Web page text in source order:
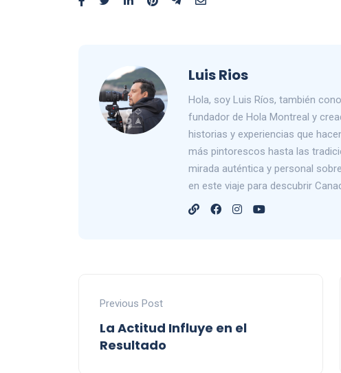
Luis Rios
Hola, soy Luis Ríos, también
fundador de Hola Montreal y
historias y experiencias que
más pintorescos hasta las
mirada auténtica y personal
en este viaje para descubrir
Previous Post
La Actitud Influye en el
Resultado